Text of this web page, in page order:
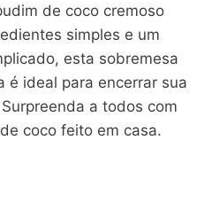
de coco cremoso
simples e um
esta sobremesa
é ideal para encerrar sua
a todos com
coco feito em casa.